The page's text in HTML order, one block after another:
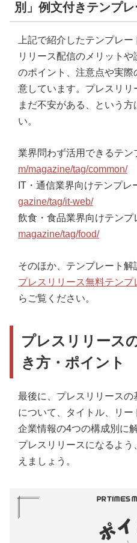
別」例文付きテンプ
上記で紹介したテンプレ
リリース配信のメリット
のポイント、注意点や実際
意しています。プレスリ
まだ不安がある、という
い。
業界問わず活用できるテン
m/magazine/tag/common/
IT・通信業界向けテンプレ
gazine/tag/it-web/
飲食・食品業界向けテンプ
magazine/tag/food/
そのほか、テンプレート解
プレスリリース無料テン
らご覧ください。
プレスリリース
き方・ポイント
最後に、プレスリリースの
について、タイトル、リー
企業情報の4つの構成別に
プレスリリースになるよ
えましょう。